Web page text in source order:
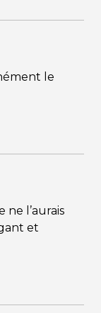
le
ne l’aurais
et